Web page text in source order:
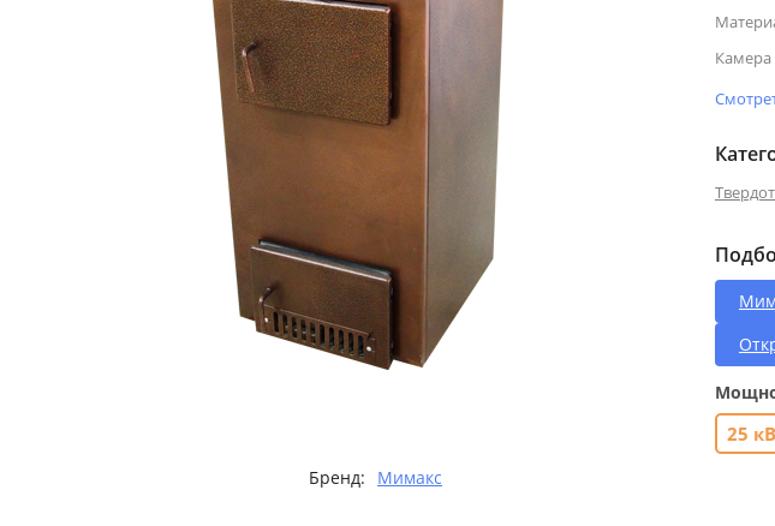
Бренд: Мимакс
Камера
25